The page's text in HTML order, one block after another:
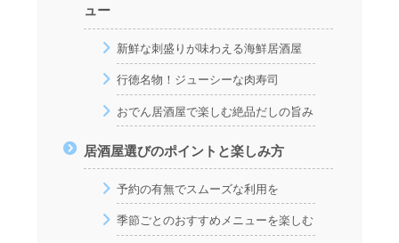
ュー
新鮮な刺盛りが味わえる海鮮居酒屋
行徳名物！ジューシーな肉寿司
おでん居酒屋で楽しむ絶品だしの旨み
居酒屋選びのポイントと楽しみ方
予約の有無でスムーズな利用を
季節ごとのおすすめメニューを楽しむ